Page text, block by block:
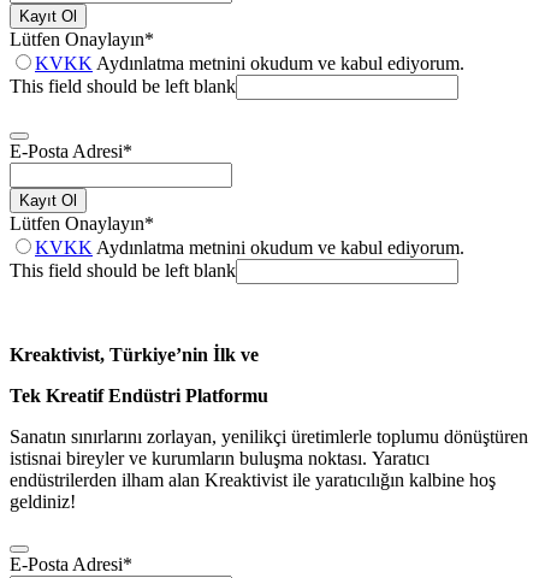
Kayıt Ol
Lütfen Onaylayın*
KVKK Aydınlatma metnini okudum ve kabul ediyorum.
This field should be left blank
E-Posta Adresi*
Kayıt Ol
Lütfen Onaylayın*
KVKK Aydınlatma metnini okudum ve kabul ediyorum.
This field should be left blank
Kreaktivist, Türkiye’nin İlk ve
Tek Kreatif Endüstri Platformu
Sanatın sınırlarını zorlayan, yenilikçi üretimlerle toplumu dönüştüren
istisnai bireyler ve kurumların buluşma noktası. Yaratıcı
endüstrilerden ilham alan Kreaktivist ile yaratıcılığın kalbine hoş
geldiniz!
E-Posta Adresi*